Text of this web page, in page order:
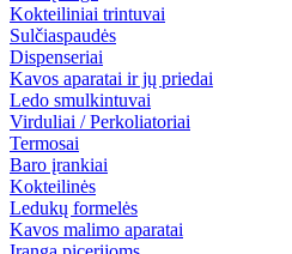
Kokteiliniai trintuvai
Sulčiaspaudės
Dispenseriai
Kavos aparatai ir jų priedai
Ledo smulkintuvai
Virduliai / Perkoliatoriai
Termosai
Baro įrankiai
Kokteilinės
Ledukų formelės
Kavos malimo aparatai